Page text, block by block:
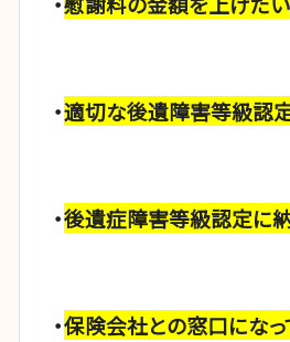
・適切な後遺障害等級認
・後遺症障害等級認定に
・保険会社との窓口になっ